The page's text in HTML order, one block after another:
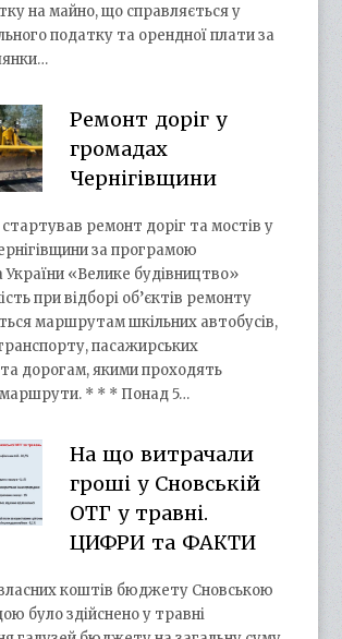
на майно, що справляється у
податку та орендної плати за
Ремонт доріг у
громадах
Чернігівщини
ремонт доріг та мостів у
за програмою
«Велике будівництво»
при відборі об’єктів ремонту
маршрутам шкільних автобусів,
пасажирських
дорогам, якими проходять
маршрути. * * * Понад 5…
На що витрачали
гроші у Сновській
ОТГ у травні.
ЦИФРИ та ФАКТИ
коштів бюджету Сновською
було здійснено у травні